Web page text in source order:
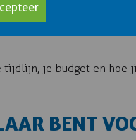
tijdlijn, je budget en hoe
BENT